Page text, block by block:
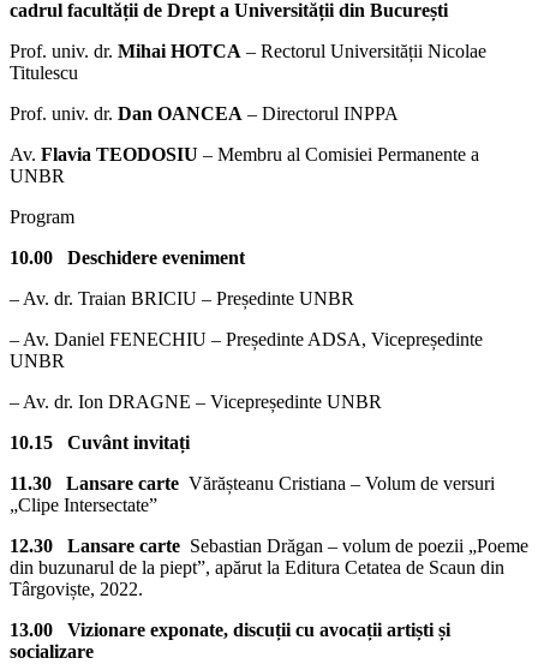
cadrul facultății de Drept a Universității din București
Prof. univ. dr. Mihai HOTCA – Rectorul Universității Nicolae
Titulescu
Prof. univ. dr. Dan OANCEA – Directorul INPPA
Av. Flavia TEODOSIU – Membru al Comisiei Permanente a
UNBR
Program
10.00 Deschidere eveniment
– Av. dr. Traian BRICIU – Președinte UNBR
– Av. Daniel FENECHIU – Președinte ADSA, Vicepreședinte
UNBR
– Av. dr. Ion DRAGNE – Vicepreședinte UNBR
10.15 Cuvânt invitați
11.30
Lansare carte Vărășteanu Cristiana – Volum de versuri
„Clipe Intersectate”
12.30 Lansare carte Sebastian Drăgan – volum de poezii „Poeme
din buzunarul de la piept”, apărut la Editura Cetatea de Scaun din
Târgoviște, 2022.
13.00 Vizionare exponate, discuții cu avocații artiști și
socializare